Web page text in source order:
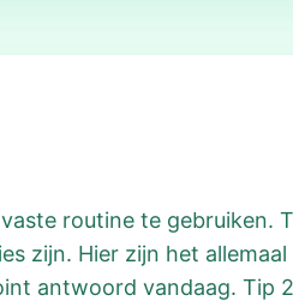
routine te gebruiken.
zijn. Hier zijn het allemaal
antwoord vandaag. Tip